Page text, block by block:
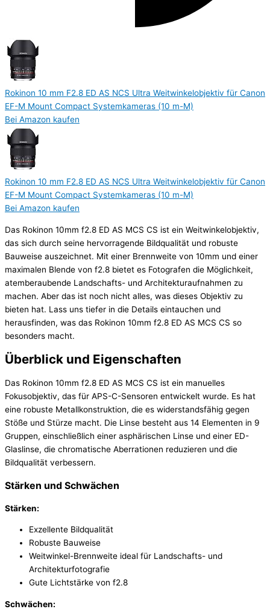
Rokinon 10 mm F2.8 ED AS NCS Ultra Weitwinkelobjektiv für Canon
EF-M Mount Compact Systemkameras (10 m-M)
Bei Amazon kaufen
Rokinon 10 mm F2.8 ED AS NCS Ultra Weitwinkelobjektiv für Canon
EF-M Mount Compact Systemkameras (10 m-M)
Bei Amazon kaufen
Das Rokinon 10mm f2.8 ED AS MCS CS ist ein Weitwinkelobjektiv,
das sich durch seine hervorragende Bildqualität und robuste
Bauweise auszeichnet. Mit einer Brennweite von 10mm und einer
maximalen Blende von f2.8 bietet es Fotografen die Möglichkeit,
atemberaubende Landschafts- und Architekturaufnahmen zu
machen. Aber das ist noch nicht alles, was dieses Objektiv zu
bieten hat. Lass uns tiefer in die Details eintauchen und
herausfinden, was das Rokinon 10mm f2.8 ED AS MCS CS so
besonders macht.
Überblick und Eigenschaften
Das Rokinon 10mm f2.8 ED AS MCS CS ist ein manuelles
Fokusobjektiv, das für APS-C-Sensoren entwickelt wurde. Es hat
eine robuste Metallkonstruktion, die es widerstandsfähig gegen
Stöße und Stürze macht. Die Linse besteht aus 14 Elementen in 9
Gruppen, einschließlich einer asphärischen Linse und einer ED-
Glaslinse, die chromatische Aberrationen reduzieren und die
Bildqualität verbessern.
Stärken und Schwächen
Stärken:
Exzellente Bildqualität
Robuste Bauweise
Weitwinkel-Brennweite ideal für Landschafts- und
Architekturfotografie
Gute Lichtstärke von f2.8
Schwächen: